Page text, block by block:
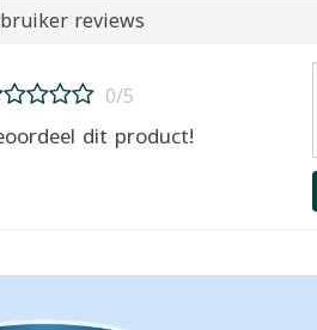
reviews
0/5
dit product!